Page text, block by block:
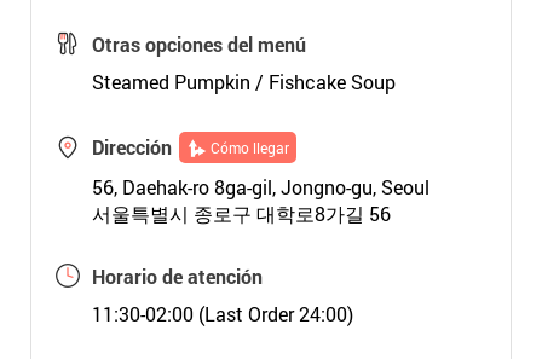
Otras opciones del menú
Steamed Pumpkin / Fishcake Soup
Dirección Cómo llegar
56, Daehak-ro 8ga-gil, Jongno-gu, Seoul
서울특별시 종로구 대학로8가길 56
Horario de atención
11:30-02:00 (Last Order 24:00)